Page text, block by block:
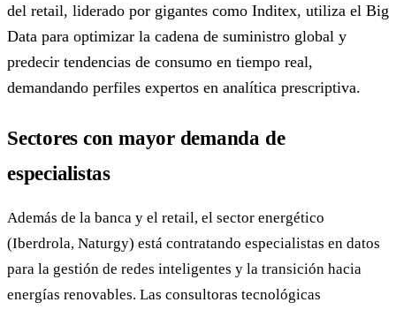
del retail, liderado por gigantes como Inditex, utiliza el Big
Data para optimizar la cadena de suministro global y
predecir tendencias de consumo en tiempo real,
demandando perfiles expertos en analítica prescriptiva.
Sectores con mayor demanda de
especialistas
Además de la banca y el retail, el sector energético
(Iberdrola, Naturgy) está contratando especialistas en datos
para la gestión de redes inteligentes y la transición hacia
energías renovables. Las consultoras tecnológicas